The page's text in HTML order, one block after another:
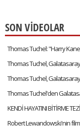
SON VİDEOLAR
Thomas Tuchel: "Harry
Thomas Tuchel,
Robert Lewandowski'nin